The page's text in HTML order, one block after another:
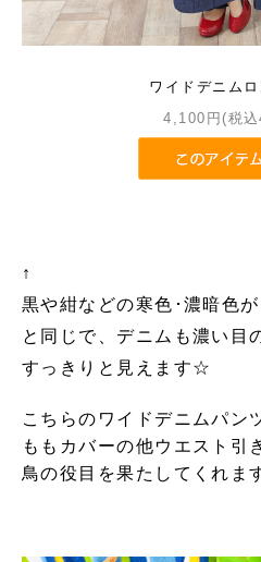
ワイドデニム
4,100円(税
↑
黒や紺などの寒色･濃暗色
と同じで、デニムも濃い目
すっきりと見えます☆
こちらのワイドデニムパン
ももカバーの他ウエスト引
鳥の役目を果たしてくれま